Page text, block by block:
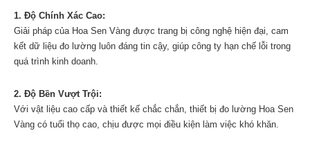
1. Độ Chính Xác Cao:
Giải pháp của Hoa Sen Vàng được trang bị công nghệ hiện đại, cam
kết dữ liệu đo lường luôn đáng tin cậy, giúp công ty hạn chế lỗi trong
quá trình kinh doanh.
2. Độ Bền Vượt Trội:
Với vật liệu cao cấp và thiết kế chắc chắn, thiết bị đo lường Hoa Sen
Vàng có tuổi thọ cao, chịu được mọi điều kiện làm việc khó khăn.